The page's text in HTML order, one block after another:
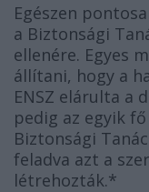
Egészen
a Biztonsági
ellenére. Egyes
állítani, hogy a
ENSZ elárulta a
pedig az egyik
Biztonsági
feladva azt a
létrehozták.*